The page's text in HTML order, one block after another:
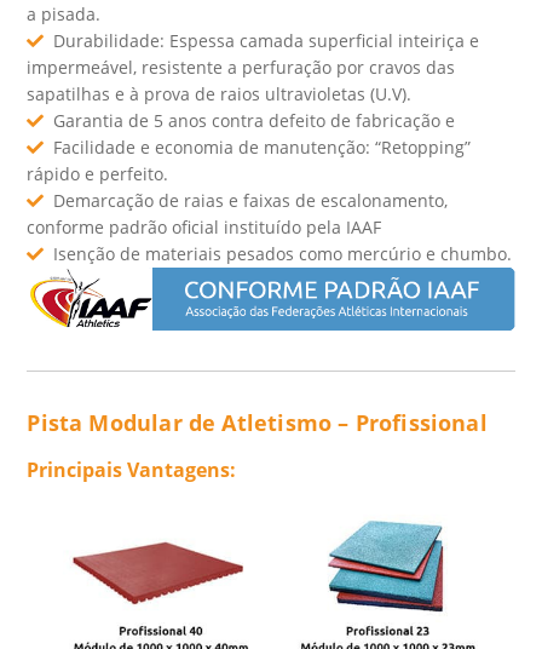
a pisada.
Durabilidade: Espessa camada superficial inteiriça e
impermeável, resistente a perfuração por cravos das
sapatilhas e à prova de raios ultravioletas (U.V).
Garantia de 5 anos contra defeito de fabricação e
Facilidade e economia de manutenção: “Retopping”
rápido e perfeito.
Demarcação de raias e faixas de escalonamento,
conforme padrão oficial instituído pela IAAF
Isenção de materiais pesados como mercúrio e chumbo.
Pista Modular de Atletismo – Profissional
Principais Vantagens: